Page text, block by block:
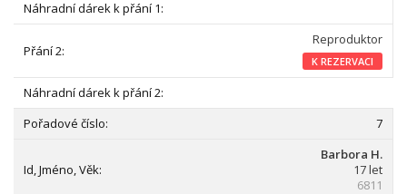
Reproduktor
K REZERVACI
7
Barbora H.
17 let
6811